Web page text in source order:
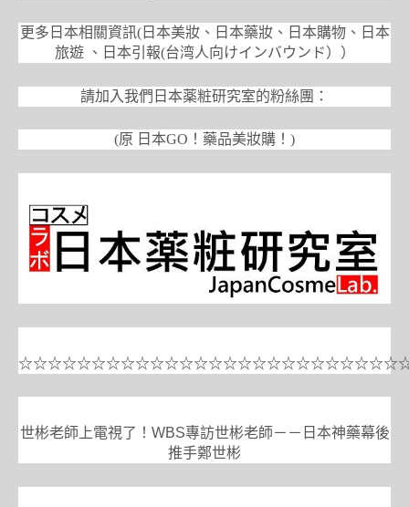
更多日本相關資訊(日本美妝、日本藥妝、日本購物、日本
旅遊 、日本引報(台湾人向けインバウンド））
請加入我們日本薬粧研究室的粉絲團：
(原 日本GO！藥品美妝購！)
世彬老師上電視了！WBS專訪世彬老師－－日本神藥幕後
推手鄭世彬